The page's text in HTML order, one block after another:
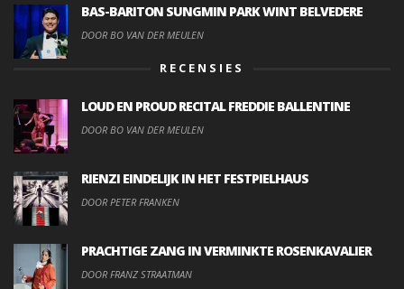
BAS-BARITON SUNGMIN PARK WINT BELVEDERE
DOOR BO VAN DER MEULEN
RECENSIES
LOUD EN PROUD RECITAL FREDDIE BALLENTINE
DOOR BO VAN DER MEULEN
RIENZI EINDELIJK IN HET FESTPIELHAUS
DOOR PETER FRANKEN
PRACHTIGE ZANG IN VERMINKTE ROSENKAVALIER
DOOR FRANZ STRAATMAN